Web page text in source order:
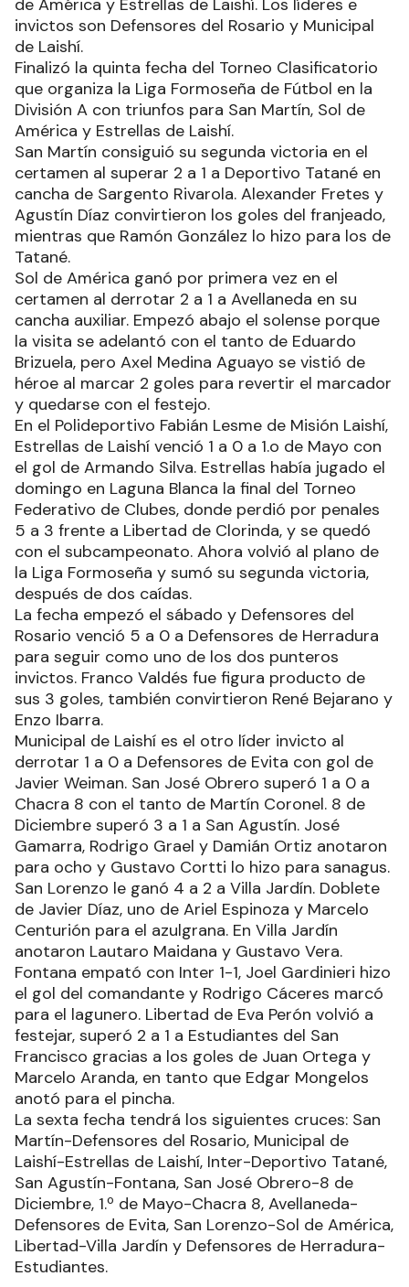
En la tarde de ayer se jugaron los tres partidos
que le dieron cierre a la quinta fecha del
Clasificatorio. Hubo festejos para San Martín, Sol
de América y Estrellas de Laishí. Los líderes e
invictos son Defensores del Rosario y Municipal
de Laishí.
Finalizó la quinta fecha del Torneo Clasificatorio
que organiza la Liga Formoseña de Fútbol en la
División A con triunfos para San Martín, Sol de
América y Estrellas de Laishí.
San Martín consiguió su segunda victoria en el
certamen al superar 2 a 1 a Deportivo Tatané en
cancha de Sargento Rivarola. Alexander Fretes y
Agustín Díaz convirtieron los goles del franjeado,
mientras que Ramón González lo hizo para los de
Tatané.
Sol de América ganó por primera vez en el
certamen al derrotar 2 a 1 a Avellaneda en su
cancha auxiliar. Empezó abajo el solense porque
la visita se adelantó con el tanto de Eduardo
Brizuela, pero Axel Medina Aguayo se vistió de
héroe al marcar 2 goles para revertir el marcador
y quedarse con el festejo.
En el Polideportivo Fabián Lesme de Misión Laishí,
Estrellas de Laishí venció 1 a 0 a 1.o de Mayo con
el gol de Armando Silva. Estrellas había jugado el
domingo en Laguna Blanca la final del Torneo
Federativo de Clubes, donde perdió por penales
5 a 3 frente a Libertad de Clorinda, y se quedó
con el subcampeonato. Ahora volvió al plano de
la Liga Formoseña y sumó su segunda victoria,
después de dos caídas.
La fecha empezó el sábado y Defensores del
Rosario venció 5 a 0 a Defensores de Herradura
para seguir como uno de los dos punteros
invictos. Franco Valdés fue figura producto de
sus 3 goles, también convirtieron René Bejarano y
Enzo Ibarra.
Municipal de Laishí es el otro líder invicto al
derrotar 1 a 0 a Defensores de Evita con gol de
Javier Weiman. San José Obrero superó 1 a 0 a
Chacra 8 con el tanto de Martín Coronel. 8 de
Diciembre superó 3 a 1 a San Agustín. José
Gamarra, Rodrigo Grael y Damián Ortiz anotaron
para ocho y Gustavo Cortti lo hizo para sanagus.
San Lorenzo le ganó 4 a 2 a Villa Jardín. Doblete
de Javier Díaz, uno de Ariel Espinoza y Marcelo
Centurión para el azulgrana. En Villa Jardín
anotaron Lautaro Maidana y Gustavo Vera.
Fontana empató con Inter 1-1, Joel Gardinieri hizo
el gol del comandante y Rodrigo Cáceres marcó
para el lagunero. Libertad de Eva Perón volvió a
festejar, superó 2 a 1 a Estudiantes del San
Francisco gracias a los goles de Juan Ortega y
Marcelo Aranda, en tanto que Edgar Mongelos
anotó para el pincha.
La sexta fecha tendrá los siguientes cruces: San
Martín-Defensores del Rosario, Municipal de
Laishí-Estrellas de Laishí, Inter-Deportivo Tatané,
San Agustín-Fontana, San José Obrero-8 de
Diciembre, 1.º de Mayo-Chacra 8, Avellaneda-